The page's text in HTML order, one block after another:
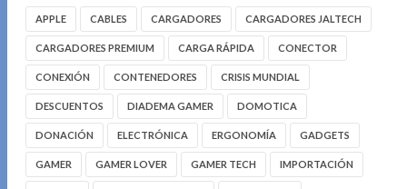
APPLE CABLES CARGADORES CARGADORES JALTECH
CARGADORES PREMIUM CARGA RÁPIDA CONECTOR
CONEXIÓN CONTENEDORES CRISIS MUNDIAL
DESCUENTOS DIADEMA GAMER DOMOTICA
DONACIÓN ELECTRÓNICA ERGONOMÍA GADGETS
GAMER GAMER LOVER GAMER TECH IMPORTACIÓN